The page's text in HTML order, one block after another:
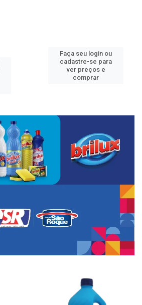
Faça seu login ou
cadastre-se para
ver preços e
comprar